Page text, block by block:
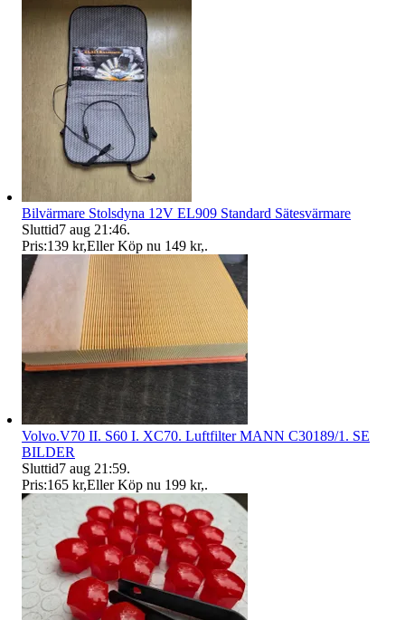
Bilvärmare Stolsdyna 12V EL909 Standard Sätesvärmare
Sluttid7 aug 21:46.
Pris:139 kr,Eller Köp nu 149 kr,.
Volvo.V70 II. S60 I. XC70. Luftfilter MANN C30189/1. SE
BILDER
Sluttid7 aug 21:59.
Pris:165 kr,Eller Köp nu 199 kr,.